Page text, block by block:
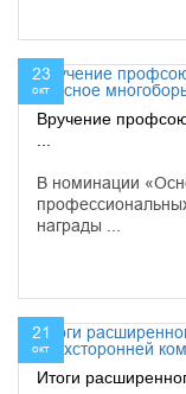
23
окт
Вручение
В номинации
награды ...
21
окт
Итоги